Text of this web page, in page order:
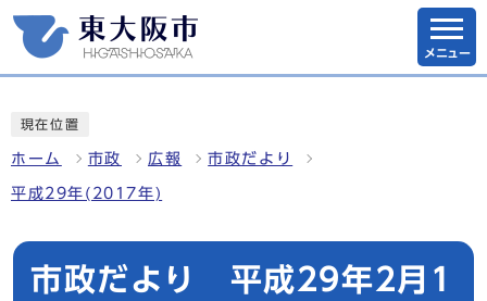
メニュー
現在位置
ホーム 市政 広報 市政だより
平成29年(2017年)
市政だより 平成29年2月1